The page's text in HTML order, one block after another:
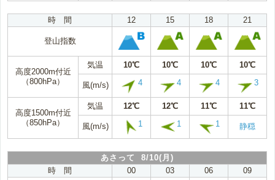
時 間 12 15 18 21
登山指数
高度2000m付近
（800hPa）
気温 10℃ 10℃ 10℃ 10℃
風(m/s) 4 4 4 3
高度1500m付近
（850hPa）
気温 12℃ 12℃ 11℃ 11℃
風(m/s) 1 1 1 静穏
あさって 8/10(月)
時 間
00 03 06 09